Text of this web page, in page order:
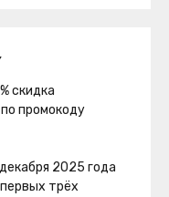
скидка
промокоду
2025 года
трёх